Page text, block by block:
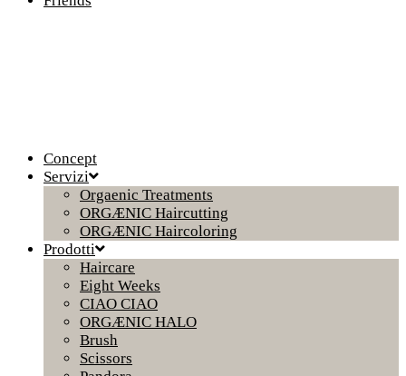
Concept
Servizi
Orgaenic Treatments
ORGÆNIC Haircutting
ORGÆNIC Haircoloring
Prodotti
Haircare
Eight Weeks
CIAO CIAO
ORGÆNIC HALO
Brush
Scissors